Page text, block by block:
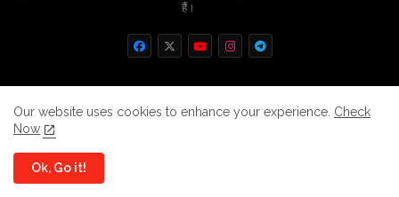
हैं।
All Right Reserved Copyright
Home About Contact us
Privacy Policy
Our website uses cookies to enhance your experience. Check
Now
Ok, Go it!